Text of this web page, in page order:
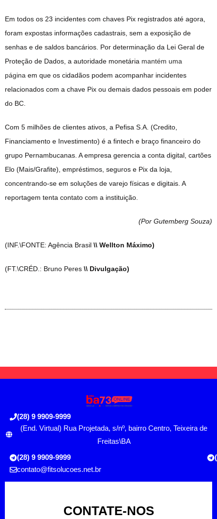
Em todos os 23 incidentes com chaves Pix registrados até agora,
foram expostas informações cadastrais, sem a exposição de
senhas e de saldos bancários. Por determinação da Lei Geral de
Proteção de Dados, a autoridade monetária mantém uma
página em que os cidadãos podem acompanhar incidentes
relacionados com a chave Pix ou demais dados pessoais em poder
do BC.
Com 5 milhões de clientes ativos, a Pefisa S.A. (Credito,
Financiamento e Investimento) é a fintech e braço financeiro do
grupo Pernambucanas. A empresa gerencia a conta digital, cartões
Elo (Mais/Grafite), empréstimos, seguros e Pix da loja,
concentrando-se em soluções de varejo físicas e digitais. A
reportagem tenta contato com a instituição.
(Por Gutemberg Souza)
(INF.\FONTE: Agência Brasil \\ Wellton Máximo)
(FT.\CRÉD.: Bruno Peres \\ Divulgação)
(28) 9 9909-9999
(End. Virtual) Rua Projetada, s/nº, bairro Centro, Teixeira de
Freitas\BA
(28) 9 9909-9999
contato@fitsolucoes.net.br
CONTATE-NOS